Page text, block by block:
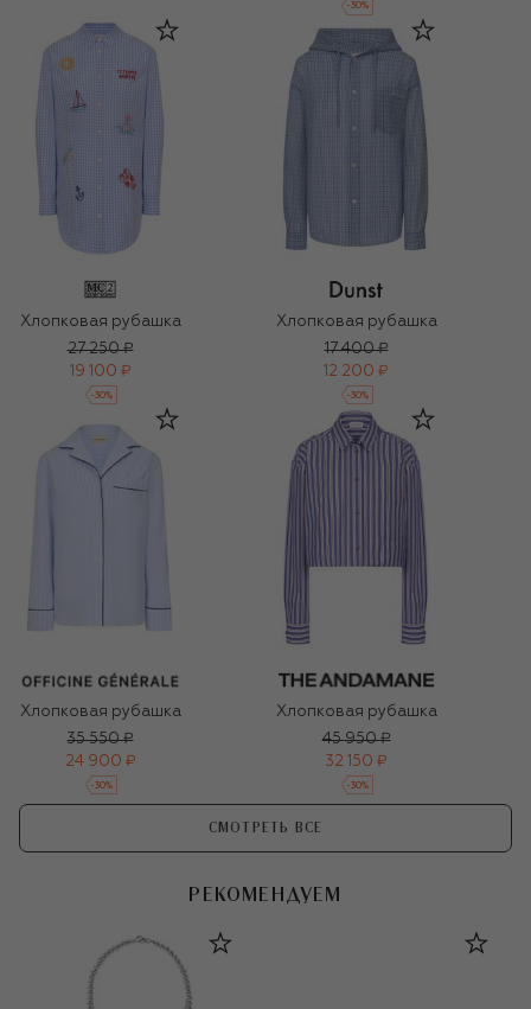
-30%
Хлопковая рубашка
27 250 ₽
19 100 ₽
-30%
Хлопковая рубашка
17 400 ₽
12 200 ₽
-30%
Хлопковая рубашка
35 550 ₽
24 900 ₽
-30%
Хлопковая рубашка
45 950 ₽
32 150 ₽
-30%
СМОТРЕТЬ ВСЕ
РЕКОМЕНДУЕМ